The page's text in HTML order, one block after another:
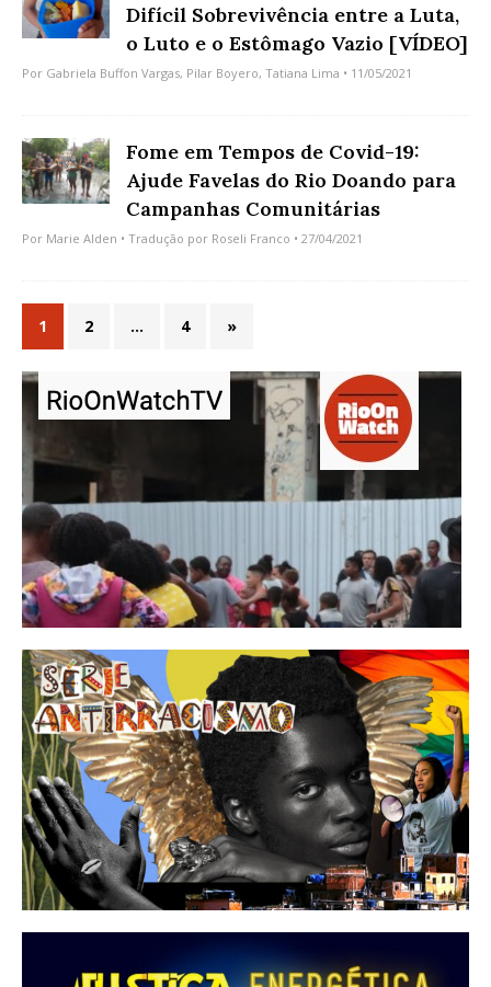
Difícil Sobrevivência entre a Luta,
o Luto e o Estômago Vazio [VÍDEO]
Por Gabriela Buffon Vargas, Pilar Boyero, Tatiana Lima • 11/05/2021
Fome em Tempos de Covid-19:
Ajude Favelas do Rio Doando para
Campanhas Comunitárias
Por Marie Alden • Tradução por Roseli Franco • 27/04/2021
1 2 … 4 »